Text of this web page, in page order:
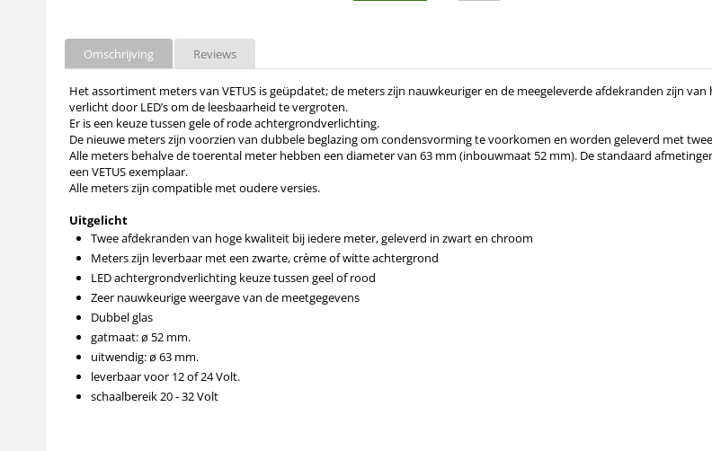
Omschrijving Reviews
Het assortiment meters van VETUS is geüpdatet; de meters zijn nauwkeuriger en de meegeleverde afdekranden zijn
verlicht door LED’s om de leesbaarheid te vergroten.
Er is een keuze tussen gele of rode achtergrondverlichting.
De nieuwe meters zijn voorzien van dubbele beglazing om condensvorming te voorkomen en worden geleverd met
Alle meters behalve de toerental meter hebben een diameter van 63 mm (inbouwmaat 52 mm). De standaard
een VETUS exemplaar.
Alle meters zijn compatible met oudere versies.
Uitgelicht
Twee afdekranden van hoge kwaliteit bij iedere meter, geleverd in zwart en chroom
Meters zijn leverbaar met een zwarte, crème of witte achtergrond
LED achtergrondverlichting keuze tussen geel of rood
Zeer nauwkeurige weergave van de meetgegevens
Dubbel glas
gatmaat: ø 52 mm.
uitwendig: ø 63 mm.
leverbaar voor 12 of 24 Volt.
schaalbereik 20 - 32 Volt